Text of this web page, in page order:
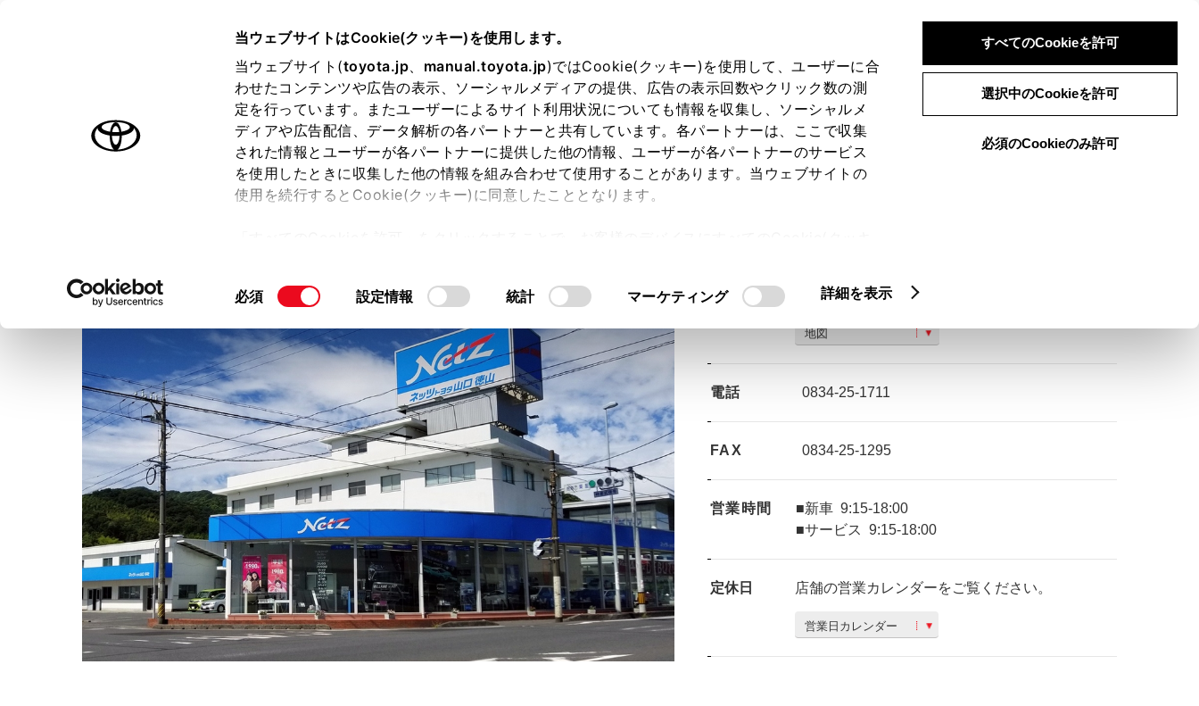
当ウェブサイトはCookie(クッキー)を使用します。
当ウェブサイト(toyota.jp、 manual.toyota.jp)ではCookie(クッキー)を使用して、ユーザーに合
わせたコンテンツや広告の表示、ソーシャルメディアの提供、広告の表示回数やクリック数の測
定を行っています。またユーザーによるサイト利用状況についても情報を収集し、ソーシャルメ
ディアや広告配信、データ解析の各パートナーと共有しています。各パートナーは、ここで収集
された情報とユーザーが各パートナーに提供した他の情報、ユーザーが各パートナーのサービス
を使用したときに収集した他の情報を組み合わせて使用することがあります。当ウェブサイトの
使用を続行するとCookie(クッキー)に同意したこととなります。
て」をご覧ください。
同
の
選
択
必須 設定情報 統計 マーケティング 詳細を表示
すべてのCookieを許可
選択中のCookieを許可
必須のCookieのみ許可
ログイン 検索 メニュー
オーナーサポート トピックス
店舗トップ ご購入相談
住所 山口県周南市大字栗屋８０６番地の３
地図
電話 0834-25-1711
FAX 0834-25-1295
営業時間 ■新車 9:15-18:00
■サービス
9:15-18:00
定休日 店舗の営業カレンダーをご覧ください。
営業日カレンダー